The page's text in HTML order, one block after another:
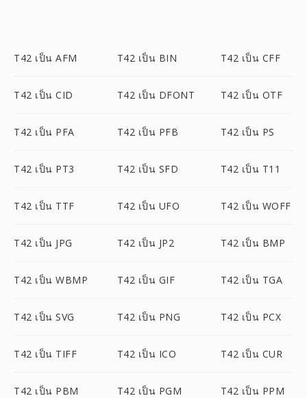
T42 เป็น AFM T42 เป็น BIN T42 เป็น CFF
T42 เป็น CID T42 เป็น DFONT T42 เป็น OTF
T42 เป็น PFA T42 เป็น PFB T42 เป็น PS
T42 เป็น PT3 T42 เป็น SFD T42 เป็น T11
T42 เป็น TTF T42 เป็น UFO T42 เป็น WOFF
T42 เป็น JPG T42 เป็น JP2 T42 เป็น BMP
T42 เป็น WBMP T42 เป็น GIF T42 เป็น TGA
T42 เป็น SVG T42 เป็น PNG T42 เป็น PCX
T42 เป็น TIFF T42 เป็น ICO T42 เป็น CUR
T42 เป็น PBM T42 เป็น PGM T42 เป็น PPM